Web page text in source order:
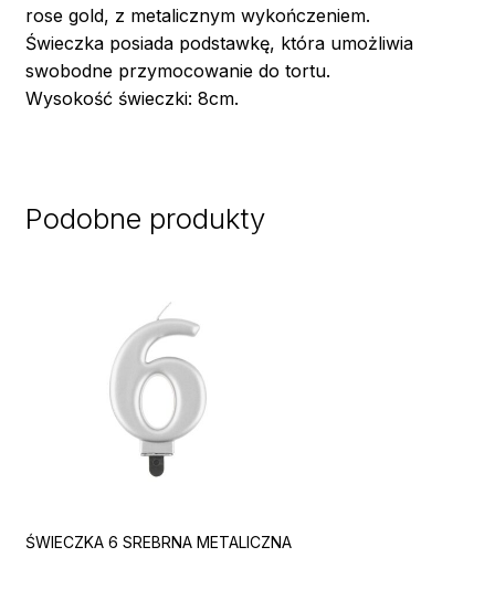
rose gold, z metalicznym wykończeniem.
Świeczka posiada podstawkę, która umożliwia
swobodne przymocowanie do tortu.
Wysokość świeczki: 8cm.
Podobne produkty
ŚWIECZKA 6 SREBRNA METALICZNA